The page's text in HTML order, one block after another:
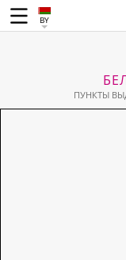
BY
ПУНКТЫ